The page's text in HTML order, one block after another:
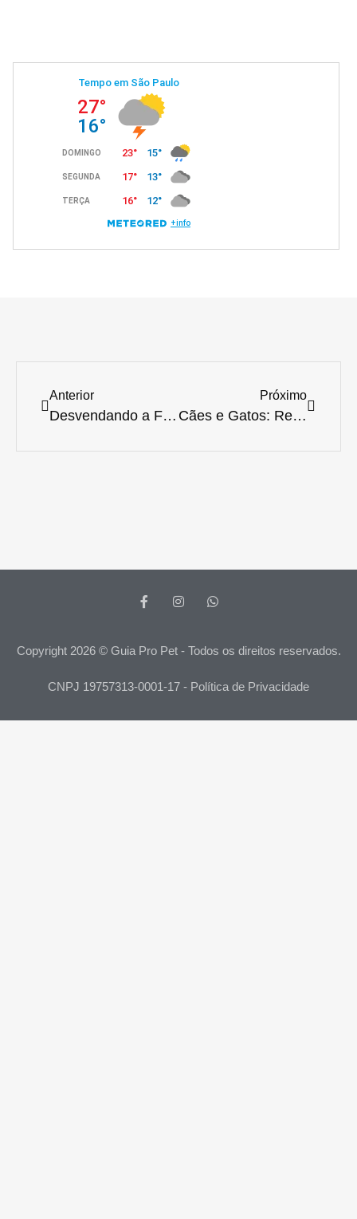
Anterior
Desvendando a Fronteira: Guia Completo para Veterinários Brasileiros que Sonham em Atuar nos EUA
Próximo
Cães e Gatos: Relatos de Esperança e Resiliência em Resgates Pós-Terremoto na Venezuela
Copyright 2026 © Guia Pro Pet - Todos os direitos reservados.
CNPJ 19757313-0001-17 - Política de Privacidade